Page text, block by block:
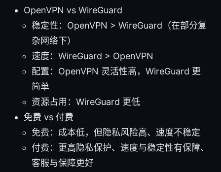
OpenVPN vs WireGuard
稳定性：OpenVPN > WireGuard（在部分复
杂网络下）
速度：WireGuard > OpenVPN
配置：OpenVPN 灵活性高，WireGuard 更
简单
资源占用：WireGuard 更低
免费 vs 付费
免费：成本低，但隐私风险高、速度不稳定
付费：更高隐私保护、速度与稳定性有保障、
客服与保障更好